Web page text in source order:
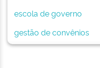
escola de governo
gestão de convênios